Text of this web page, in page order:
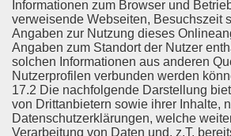
Informationen zum Browser und
verweisende Webseiten, Besuchszeit
Angaben zur Nutzung dieses
Angaben zum Standort der Nutzer
solchen Informationen aus anderen
Nutzerprofilen verbunden werden
17.2 Die nachfolgende Darstellung
von Drittanbietern sowie ihrer Inhalte,
Datenschutzerklärungen, welche
Verarbeitung von Daten und, z.T.